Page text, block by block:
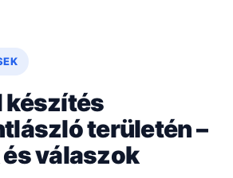
készítés
területén –
válaszok